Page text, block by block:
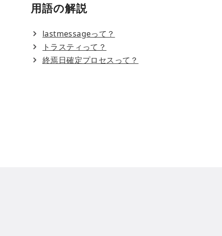
用語の解説
lastmessageって？
トラスティって？
終焉日確定プロセスって？